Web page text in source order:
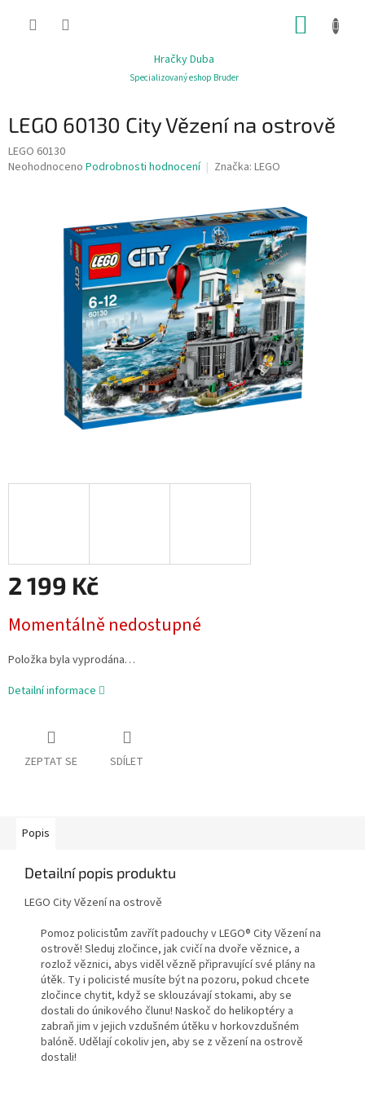
Hračky Duba
Specializovaný eshop Bruder
LEGO 60130 City Vězení na ostrově
LEGO 60130
Průměrné
Neohodnoceno Podrobnosti hodnocení Značka: LEGO
2 199 Kč
cena:
Momentálně nedostupné
Položka byla vyprodána…
Detailní informace
ZEPTAT SE SDÍLET
Popis
Detailní popis produktu
LEGO City Vězení na ostrově
Pomoz policistům zavřít padouchy v LEGO® City Vězení na
ostrově! Sleduj zločince, jak cvičí na dvoře věznice, a
rozlož věznici, abys viděl vězně připravující své plány na
útěk. Ty i policisté musíte být na pozoru, pokud chcete
zločince chytit, když se sklouzávají stokami, aby se
dostali do únikového člunu! Naskoč do helikoptéry a
zabraň jim v jejich vzdušném útěku v horkovzdušném
balóně. Udělají cokoliv jen, aby se z vězení na ostrově
dostali!